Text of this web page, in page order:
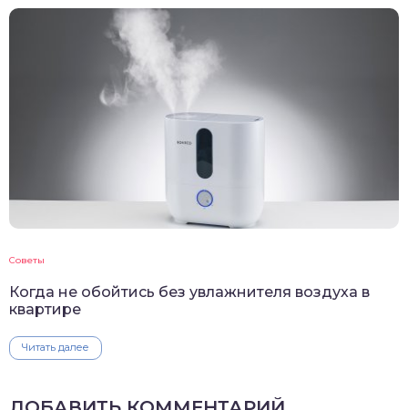
Советы
Когда не обойтись без увлажнителя воздуха в
квартире
Читать далее